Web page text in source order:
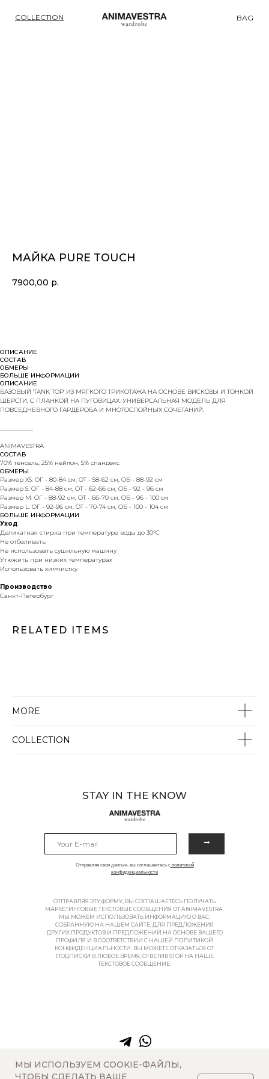
МЫ ИСПОЛЬЗУЕМ COOKIE-ФАЙЛЫ,
ЧТОБЫ СДЕЛАТЬ ВАШЕ
BAG
COLLECTION
МАЙКА PURE TOUCH
7900,00 р.
ОПИСАНИЕ
СОСТАВ
ОБМЕРЫ
БОЛЬШЕ ИНФОРМАЦИИ
ОПИСАНИЕ
БАЗОВЫЙ 'TANK TOP' ИЗ МЯГКОГО ТРИКОТАЖА НА ОСНОВЕ ВИСКОЗЫ И ТОНКОЙ
ШЕРСТИ, С ПЛАНКОЙ НА ПУГОВИЦАХ. УНИВЕРСАЛЬНАЯ МОДЕЛЬ ДЛЯ
ПОВСЕДНЕВНОГО ГАРДЕРОБА И МНОГОСЛОЙНЫХ СОЧЕТАНИЙ.
ANIMAVESTRA
СОСТАВ
70% тенсель, 25% нейлон, 5% спандекс
ОБМЕРЫ
Размер XS: ОГ - 80-84 см, ОТ - 58-62 см, ОБ - 88-92 см
Размер S: ОГ - 84-88 см, ОТ - 62-66 см, ОБ - 92 - 96 см
Размер M: ОГ - 88-92 см, ОТ - 66-70 см, ОБ - 96 - 100 см
Размер L: ОГ - 92-96 см, ОТ - 70-74 см, ОБ - 100 - 104 см
БОЛЬШЕ ИНФОРМАЦИИ
Уход
Деликатная стирка при температуре воды до 30°C
Не отбеливать
Не использовать сушильную машину
Утюжить при низких температурах
Использовать химчистку
Производство
Санкт-Петербург
RELATED ITEMS
MORE
COLLECTION
⭢
Отправляя свои данные, вы соглашаетесь сполитикой
конфиденциальности
STAY IN THE KNOW
ОТПРАВЛЯЯ ЭТУ ФОРМУ, ВЫ СОГЛАШАЕТЕСЬ ПОЛУЧАТЬ
МАРКЕТИНГОВЫЕ ТЕКСТОВЫЕ СООБЩЕНИЯ ОТ ANIMAVESTRA.
МЫ МОЖЕМ ИСПОЛЬЗОВАТЬ ИНФОРМАЦИЮ О ВАС,
СОБРАННУЮ НА НАШЕМ САЙТЕ, ДЛЯ ПРЕДЛОЖЕНИЯ
ДРУГИХ ПРОДУКТОВ И ПРЕДЛОЖЕНИЙ НА ОСНОВЕ ВАШЕГО
ПРОФИЛЯ И В СООТВЕТСТВИИ С НАШЕЙ ПОЛИТИКОЙ
КОНФИДЕНЦИАЛЬНОСТИ. ВЫ МОЖЕТЕ ОТКАЗАТЬСЯ ОТ
ПОДПИСКИ В ЛЮБОЕ ВРЕМЯ, ОТВЕТИВ STOP НА НАШЕ
ТЕКСТОВОЕ СООБЩЕНИЕ.